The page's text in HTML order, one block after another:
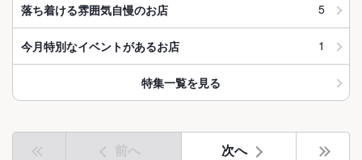
落ち着ける雰囲気自慢のお店 5
今月特別なイベントがあるお店 1
特集一覧を見る
前へ 次へ